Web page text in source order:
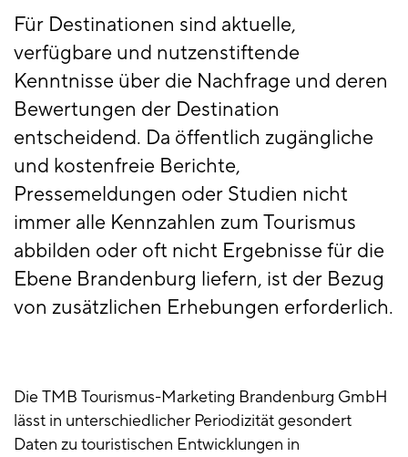
Für Destinationen sind aktuelle,
verfügbare und nutzenstiftende
Kenntnisse über die Nachfrage und deren
Bewertungen der Destination
entscheidend. Da öffentlich zugängliche
und kostenfreie Berichte,
Pressemeldungen oder Studien nicht
immer alle Kennzahlen zum Tourismus
abbilden oder oft nicht Ergebnisse für die
Ebene Brandenburg liefern, ist der Bezug
von zusätzlichen Erhebungen erforderlich.
Die TMB Tourismus-Marketing Brandenburg GmbH
lässt in unterschiedlicher Periodizität gesondert
Daten zu touristischen Entwicklungen in